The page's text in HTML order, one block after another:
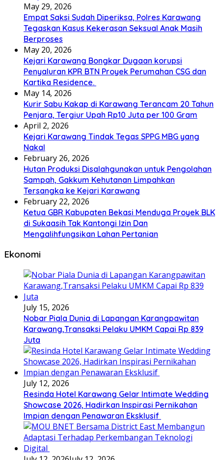
May 29, 2026
Empat Saksi Sudah Diperiksa, Polres Karawang
Tegaskan Kasus Kekerasan Seksual Anak Masih
Berproses
May 20, 2026
Kejari Karawang Bongkar Dugaan korupsi
Penyaluran KPR BTN Proyek Perumahan CSG dan
Kartika Residence.
May 14, 2026
Kurir Sabu Kakap di Karawang Terancam 20 Tahun
Penjara, Tergiur Upah Rp10 Juta per 100 Gram
April 2, 2026
Kejari Karawang Tindak Tegas SPPG MBG yang
Nakal
February 26, 2026
Hutan Produksi Disalahgunakan untuk Pengolahan
Sampah, Gakkum Kehutanan Limpahkan
Tersangka ke Kejari Karawang
February 22, 2026
Ketua GBR Kabupaten Bekasi Menduga Proyek BLK
di Sukaasih Tak Kantongi Izin Dan
Mengalihfungsikan Lahan Pertanian
Ekonomi
July 15, 2026
Nobar Piala Dunia di Lapangan Karangpawitan
Karawang,Transaksi Pelaku UMKM Capai Rp 839
Juta
July 12, 2026
Resinda Hotel Karawang Gelar Intimate Wedding
Showcase 2026, Hadirkan Inspirasi Pernikahan
Impian dengan Penawaran Eksklusif